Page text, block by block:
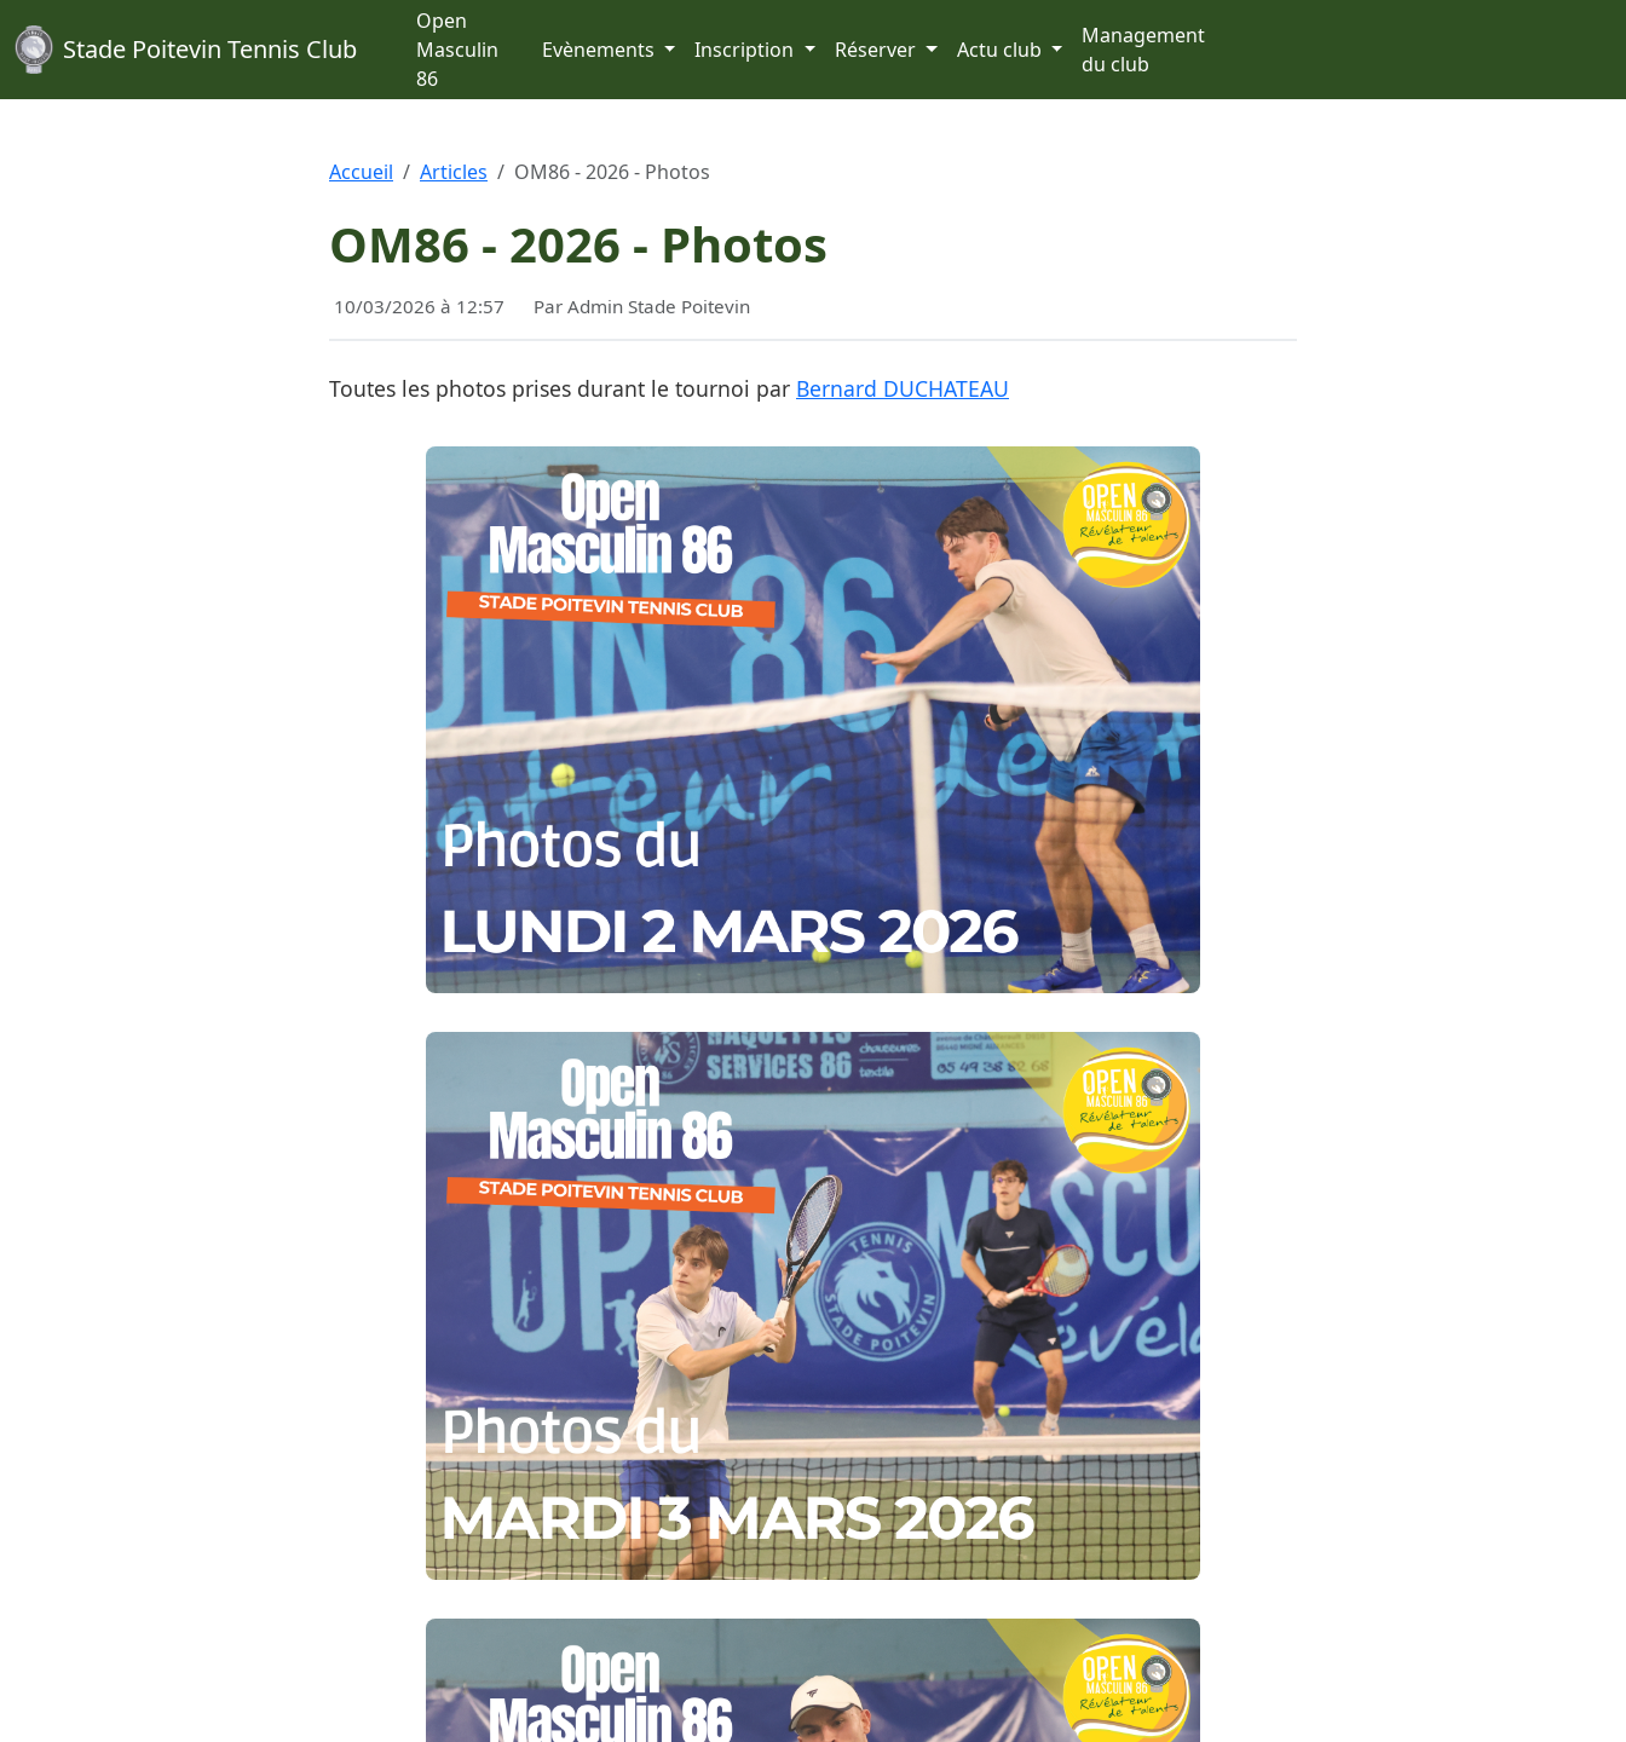
Stade Poitevin Tennis Club
Open
Masculin
86
Evènements Inscription Réserver Actu club
Management
du club
Accueil Articles OM86 - 2026 - Photos
OM86 - 2026 - Photos
10/03/2026 à 12:57 Par Admin Stade Poitevin
Toutes les photos prises durant le tournoi par Bernard DUCHATEAU